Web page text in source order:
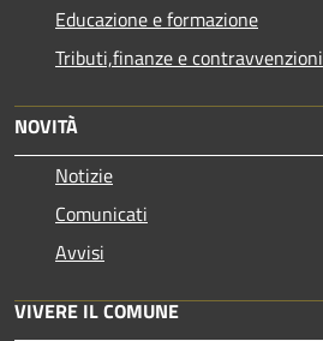
Educazione e formazione
Tributi,finanze e contravvenzioni
NOVITÀ
Notizie
Comunicati
Avvisi
VIVERE IL COMUNE